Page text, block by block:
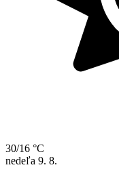
30/16 °C
nedeľa 9. 8.